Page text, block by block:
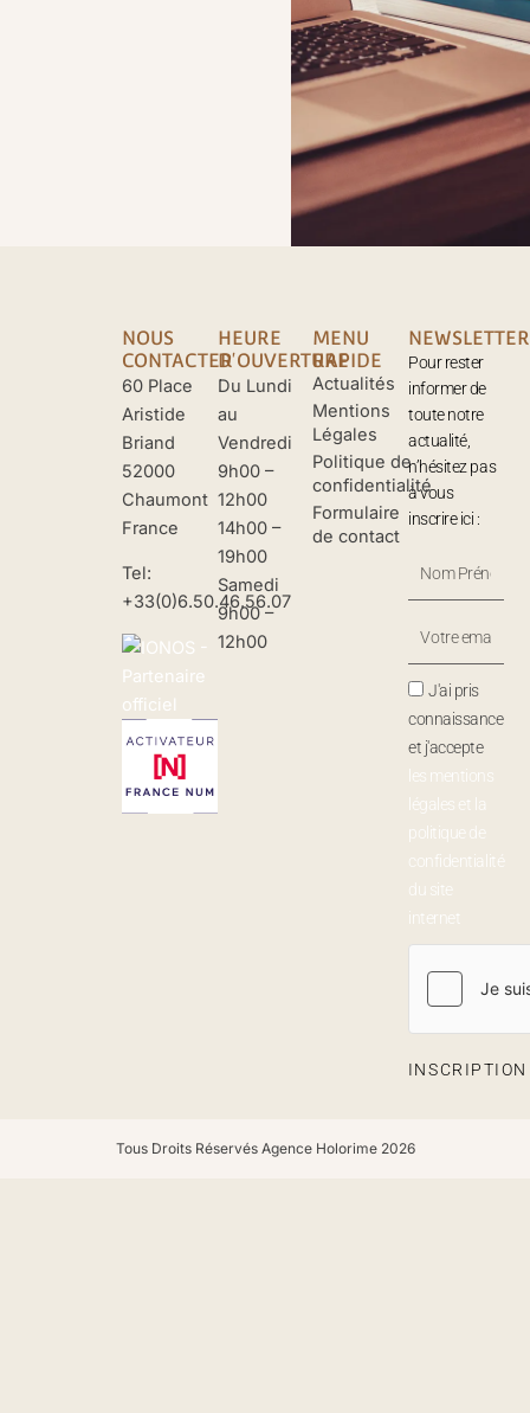
NOUS
CONTACTER
60 Place
Aristide
Briand
52000
Chaumont
France
Tel:
+33(0)6.50.46.56.07
HEURE
D'OUVERTURE
Du Lundi
au
Vendredi
9h00 –
12h00
14h00 –
19h00
Samedi
9h00 –
12h00
MENU
RAPIDE
Actualités
Mentions
Légales
Politique de
confidentialité
Formulaire
de contact
NEWSLETTER
Pour rester
informer de
toute notre
actualité,
n’hésitez pas
à vous
inscrire ici :
J'ai pris
connaissance
et j'accepte
les mentions
légales et la
politique de
confidentialité
du site
internet
Tous Droits Réservés Agence Holorime 2026